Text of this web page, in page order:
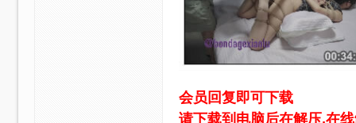
会员回复即可下载
请下载到电脑后在解压,在